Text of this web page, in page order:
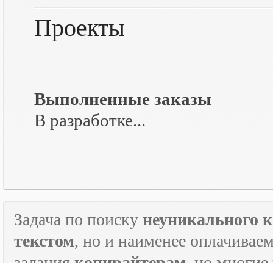
Проекты
Выполненные заказы
В разработке...
Задача по поиску неуникального
текстом, но и наименее